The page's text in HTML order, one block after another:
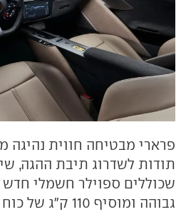
פרארי מבטיחה חווית נהיגה
תודות לשדרוג תיבת ההגה,
שכוללים ספוילר חשמלי